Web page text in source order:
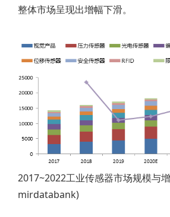
整体市场呈现出增幅下滑。
2017~2022工业传感器市场规模与
mirdatabank)